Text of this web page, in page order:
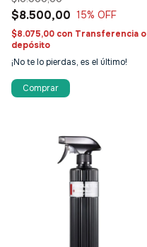
$8.500,00 15% OFF
$8.075,00 con Transferencia o
depósito
¡No te lo pierdas, es el último!